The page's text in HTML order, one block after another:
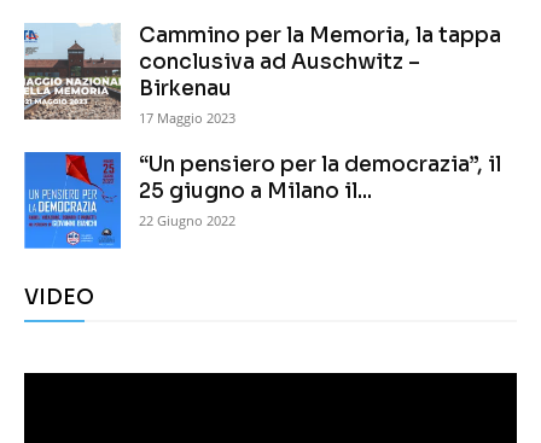
Cammino per la Memoria, la tappa
conclusiva ad Auschwitz –
Birkenau
17 Maggio 2023
“Un pensiero per la democrazia”, il
25 giugno a Milano il...
22 Giugno 2022
VIDEO